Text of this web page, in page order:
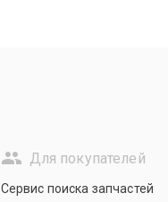
Для покупателей
Сервис поиска запчастей